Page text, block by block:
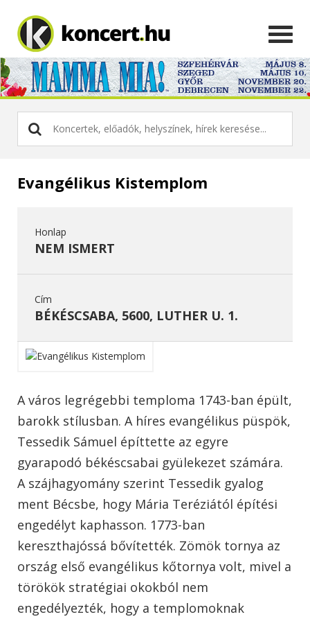
Evangélikus Kistemplom
Honlap
NEM ISMERT
Cím
BÉKÉSCSABA, 5600, LUTHER U. 1.
A város legrégebbi temploma 1743-ban épült,
barokk stílusban. A híres evangélikus püspök,
Tessedik Sámuel építtette az egyre
gyarapodó békéscsabai gyülekezet számára.
A szájhagyomány szerint Tessedik gyalog
ment Bécsbe, hogy Mária Teréziától építési
engedélyt kaphasson. 1773-ban
kereszthajóssá bővítették. Zömök tornya az
ország első evangélikus kőtornya volt, mivel a
törökök stratégiai okokból nem
engedélyezték, hogy a templomoknak